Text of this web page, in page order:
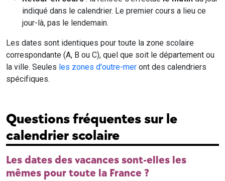
indiqué dans le calendrier. Le premier cours a lieu ce
jour-là, pas le lendemain.
Les dates sont identiques pour toute la zone scolaire
correspondante (A, B ou C), quel que soit le département ou
la ville. Seules les zones d'outre-mer ont des calendriers
spécifiques.
Questions fréquentes sur le
calendrier scolaire
Les dates des vacances sont-elles les
mêmes pour toute la France ?